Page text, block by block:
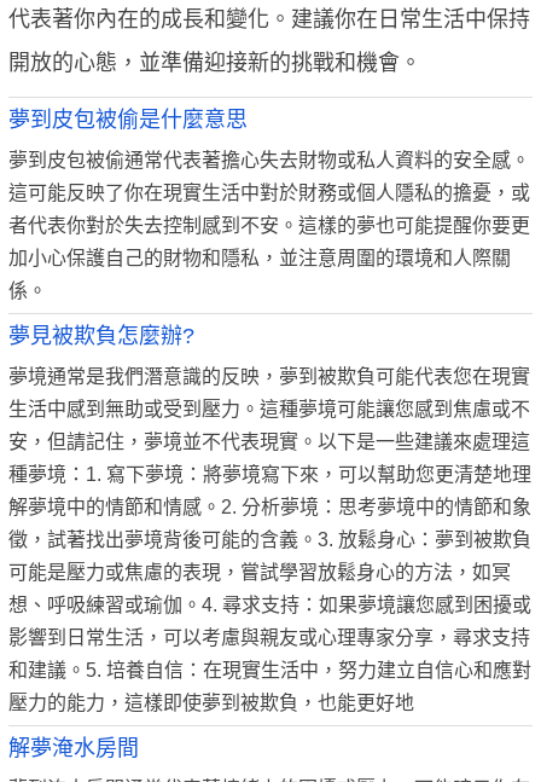
代表著你內在的成長和變化。建議你在日常生活中保持
開放的心態，並準備迎接新的挑戰和機會。
夢到皮包被偷是什麼意思
夢到皮包被偷通常代表著擔心失去財物或私人資料的安全感。
這可能反映了你在現實生活中對於財務或個人隱私的擔憂，或
者代表你對於失去控制感到不安。這樣的夢也可能提醒你要更
加小心保護自己的財物和隱私，並注意周圍的環境和人際關
係。
夢見被欺負怎麼辦?
夢境通常是我們潛意識的反映，夢到被欺負可能代表您在現實
生活中感到無助或受到壓力。這種夢境可能讓您感到焦慮或不
安，但請記住，夢境並不代表現實。以下是一些建議來處理這
種夢境：1. 寫下夢境：將夢境寫下來，可以幫助您更清楚地理
解夢境中的情節和情感。2. 分析夢境：思考夢境中的情節和象
徵，試著找出夢境背後可能的含義。3. 放鬆身心：夢到被欺負
可能是壓力或焦慮的表現，嘗試學習放鬆身心的方法，如冥
想、呼吸練習或瑜伽。4. 尋求支持：如果夢境讓您感到困擾或
影響到日常生活，可以考慮與親友或心理專家分享，尋求支持
和建議。5. 培養自信：在現實生活中，努力建立自信心和應對
壓力的能力，這樣即使夢到被欺負，也能更好地
解夢淹水房間